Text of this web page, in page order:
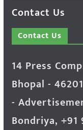
Contact Us
Contact Us
14 Press
Bhopal -
-
Bondriya, +91